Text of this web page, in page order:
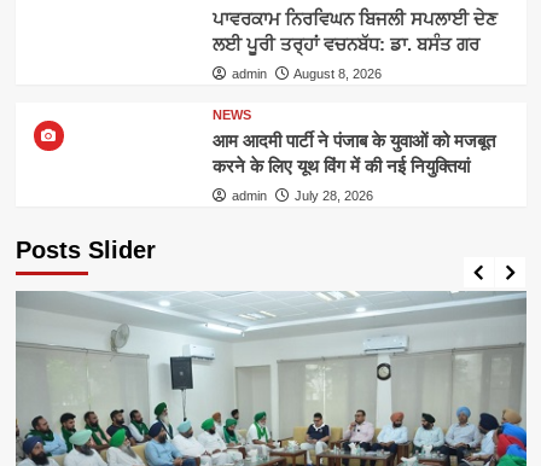
ਪਾਵਰਕਾਮ ਨਿਰਵਿਘਨ ਬਿਜਲੀ ਸਪਲਾਈ ਦੇਣ
ਲਈ ਪੂਰੀ ਤਰ੍ਹਾਂ ਵਚਨਬੱਧ: ਡਾ. ਬਸੰਤ ਗਰ
admin August 8, 2026
NEWS
आम आदमी पार्टी ने पंजाब के युवाओं को मजबूत
करने के लिए यूथ विंग में की नई नियुक्तियां
admin July 28, 2026
Posts Slider